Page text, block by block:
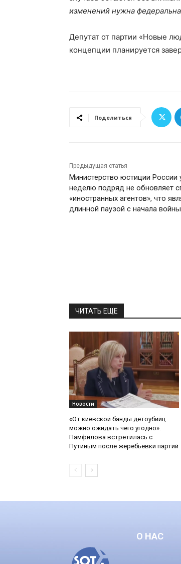
изменений нужна
Депутат от партии «Новые
концепции планируется
Поделиться
Предыдущая статья
Министерство юстиции России
неделю подряд не обновляет
«иностранных агентов», что
длинной паузой с начала
ЧИТАТЬ ЕЩЕ
Новости
«От киевской банды детоубийц
можно ожидать чего угодно».
Памфилова встретилась с
Путиным после жеребьевки партий
О НАС